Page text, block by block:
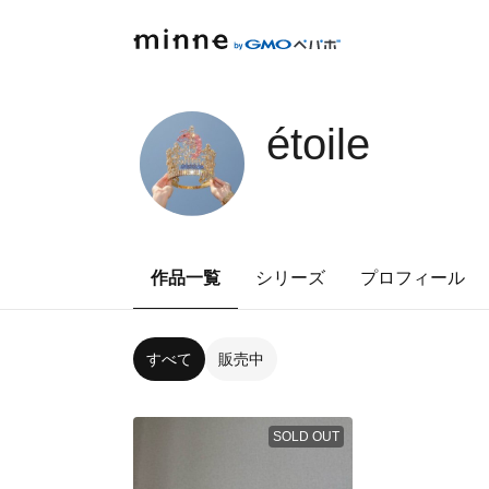
étoile
作品一覧 シリーズ プロフィール
すべて 販売中
SOLD OUT